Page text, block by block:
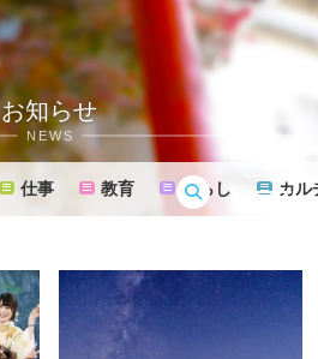
お知らせ
NEWS
仕事 教育 暮らし カル